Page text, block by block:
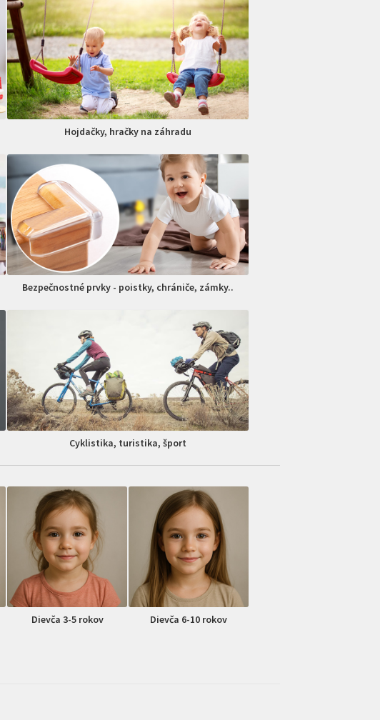
Hojdačky, hračky na záhradu
Bezpečnostné prvky - poistky, chrániče, zámky..
Cyklistika, turistika, šport
Dievča 3-5 rokov Dievča 6-10 rokov